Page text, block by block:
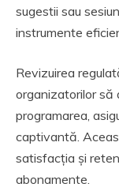
sugestii sau
instrumente
Revizuirea
organizatorilor
programarea,
captivantă.
satisfacția și
abonamente.